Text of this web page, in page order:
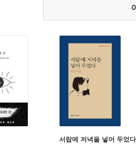
서랍에 저녁을 넣어 두었다